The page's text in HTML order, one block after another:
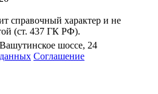
справочный характер и не
(ст. 437 ГК РФ).
шоссе, 24
Соглашение